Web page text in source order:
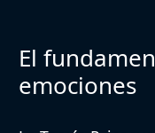
El
emociones